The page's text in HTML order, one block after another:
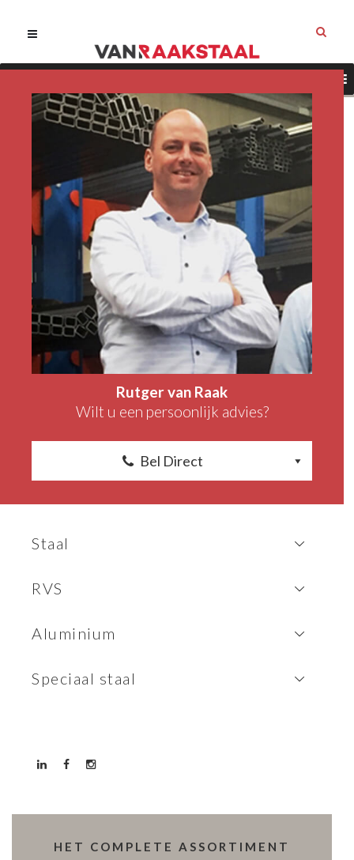
Rutger van Raak
Wilt u een persoonlijk advies?
Bel Direct
Staal
RVS
Aluminium
Speciaal staal
HET COMPLETE ASSORTIMENT